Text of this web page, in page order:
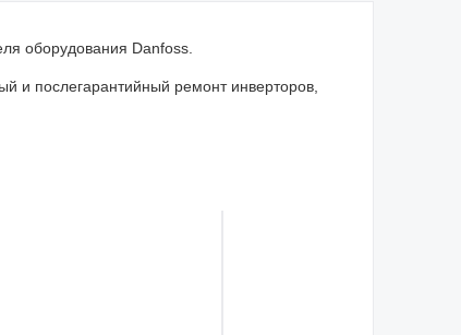
оборудования Danfoss.
и послегарантийный ремонт инверторов,